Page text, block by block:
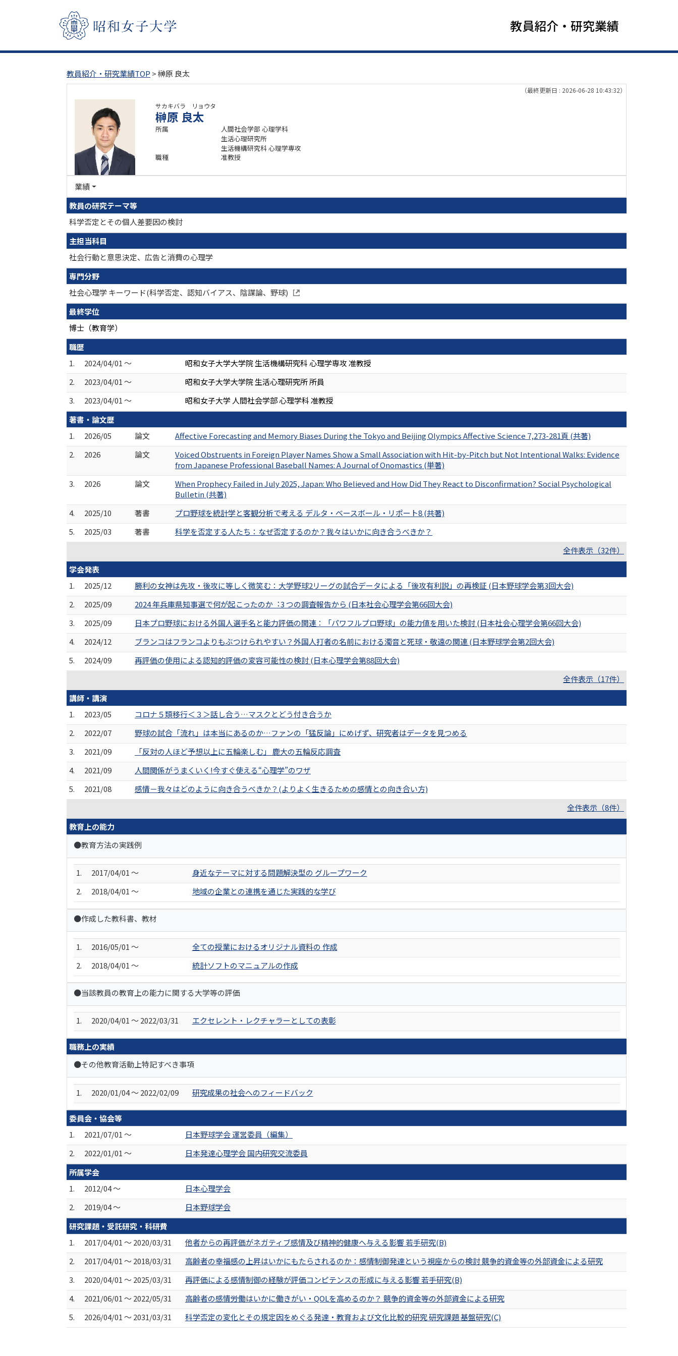
教員紹介・研究業績
教員紹介・研究業績TOP > 榊原 良太
（最終更新日 : 2026-06-28 10:43:32）
サカキバラ リョウタ
榊原 良太
所属
人間社会学部 心理学科
生活心理研究所
生活機構研究科 心理学専攻
職種
准教授
業績
教員の研究テーマ等
科学否定とその個人差要因の検討
主担当科目
社会行動と意思決定、広告と消費の心理学
専門分野
社会心理学 キーワード(科学否定、認知バイアス、陰謀論、野球)
最終学位
博士（教育学）
職歴
1.
2024/04/01 ～
昭和女子大学大学院 生活機構研究科 心理学専攻 准教授
2.
2023/04/01 ～
昭和女子大学大学院 生活心理研究所 所員
3.
2023/04/01 ～
昭和女子大学 人間社会学部 心理学科 准教授
著書・論文歴
1.
2026/05 論文
Affective Forecasting and Memory Biases During the Tokyo and Beijing Olympics Affective Science 7,273-281頁 (共著)
2.
2026 論文
Voiced Obstruents in Foreign Player Names Show a Small Association with Hit-by-Pitch but Not Intentional Walks: Evidence
from Japanese Professional Baseball Names: A Journal of Onomastics (単著)
3.
2026 論文
When Prophecy Failed in July 2025, Japan: Who Believed and How Did They React to Disconfirmation? Social Psychological
Bulletin (共著)
4.
2025/10 著書
プロ野球を統計学と客観分析で考える デルタ・ベースボール・リポート8 (共著)
5.
2025/03 著書
科学を否定する人たち：なぜ否定するのか？我々はいかに向き合うべきか？
全件表示（32件）
学会発表
1.
2025/12
勝利の女神は先攻・後攻に等しく微笑む：大学野球2リーグの試合データによる「後攻有利説」の再検証 (日本野球学会第3回大会)
2.
2025/09
2024 年兵庫県知事選で何が起こったのか︓3 つの調査報告から (日本社会心理学会第66回大会)
3.
2025/09
日本プロ野球における外国人選手名と能力評価の関連：「パワフルプロ野球」の能力値を用いた検討 (日本社会心理学会第66回大会)
4.
2024/12
ブランコはフランコよりもぶつけられやすい？外国人打者の名前における濁音と死球・敬遠の関連 (日本野球学会第2回大会)
5.
2024/09
再評価の使用による認知的評価の変容可能性の検討 (日本心理学会第88回大会)
全件表示（17件）
講師・講演
1.
2023/05
コロナ５類移行＜３＞話し合う…マスクとどう付き合うか
2.
2022/07
野球の試合「流れ」は本当にあるのか…ファンの「猛反論」にめげず、研究者はデータを見つめる
3.
2021/09
「反対の人ほど予想以上に五輪楽しむ」 鹿大の五輪反応調査
4.
2021/09
人間関係がうまくいく!今すぐ使える“心理学”のワザ
5.
2021/08
感情－我々はどのように向き合うべきか？(よりよく生きるための感情との向き合い方)
全件表示（8件）
教育上の能力
●教育方法の実践例
1. 2017/04/01 ～
身近なテーマに対する問題解決型の グループワーク
2.
2018/04/01 ～ 地域の企業との連携を通じた実践的な学び
●作成した教科書、教材
1. 2016/05/01 ～
全ての授業におけるオリジナル資料の 作成
2.
2018/04/01 ～ 統計ソフトのマニュアルの作成
●当該教員の教育上の能力に関する大学等の評価
1. 2020/04/01 ～ 2022/03/31 エクセレント・レクチャラーとしての表彰
職務上の実績
●その他教育活動上特記すべき事項
1. 2020/01/04 ～ 2022/02/09 研究成果の社会へのフィードバック
委員会・協会等
1.
2021/07/01 ～
日本野球学会 運営委員（編集）
2.
2022/01/01 ～
日本発達心理学会 国内研究交流委員
所属学会
1.
2012/04 ～
日本心理学会
2.
2019/04 ～
日本野球学会
研究課題・受託研究・科研費
1.
2017/04/01 ～ 2020/03/31
他者からの再評価がネガティブ感情及び精神的健康へ与える影響 若手研究(B)
2.
2017/04/01 ～ 2018/03/31
高齢者の幸福感の上昇はいかにもたらされるのか：感情制御発達という視座からの検討 競争的資金等の外部資金による研究
3.
2020/04/01 ～ 2025/03/31
再評価による感情制御の経験が評価コンピテンスの形成に与える影響 若手研究(B)
4.
2021/06/01 ～ 2022/05/31
高齢者の感情労働はいかに働きがい・QOLを高めるのか？ 競争的資金等の外部資金による研究
5.
2026/04/01 ～ 2031/03/31 科学否定の変化とその規定因をめぐる発達・教育および文化比較的研究 研究課題 基盤研究(C)